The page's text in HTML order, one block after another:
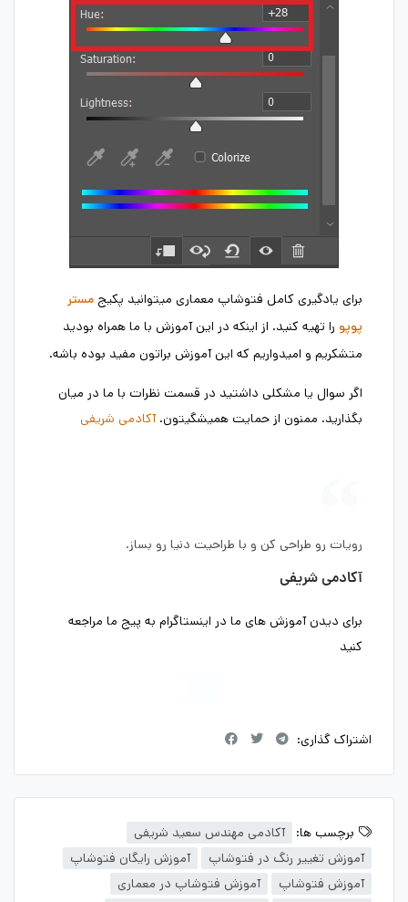
برای یادگیری کامل فتوشاپ معماری میتوانید پکیج مستر
پوپو را تهیه کنید. از اینکه در این آموزش با ما همراه بودید
متشکریم و امیدواریم که این آموزش براتون مفید بوده باشه.
اگر سوال یا مشکلی داشتید در قسمت نظرات با ما در میان
بگذارید. ممنون از حمایت همیشگیتون.آکادمی شریفی
رویات رو طراحی کن و با طراحیت دنیا رو بساز.
آکادمی شریفی
برای دیدن آموزش های ما در اینستاگرام به پیج ما مراجعه
کنید
اشتراک گذاری:
برچسب ها:
آکادمی مهندس سعید شریفی
آموزش تغییر رنگ در فتوشاپ
آموزش رایگان فتوشاپ
آموزش فتوشاپ
آموزش فتوشاپ در معماری